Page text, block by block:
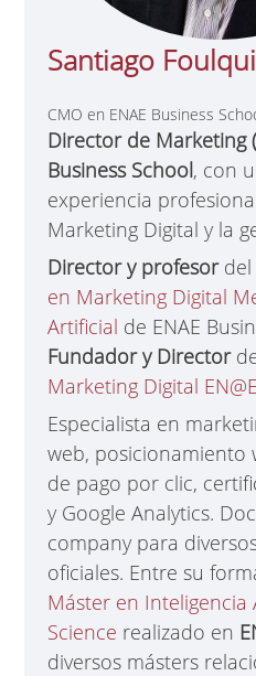
Santiago
CMO en ENAE Business
Director de Marketing
Business School, con
experiencia
Marketing Digital y la
Director y profesordel
en Marketing Digital
Artificial de ENAE
Fundador y Director
Marketing Digital
Especialista en
web, posicionamiento
de pago por clic,
y Google Analytics.
company para
oficiales. Entre su
Máster en Inteligencia
Science realizado en
diversos másters